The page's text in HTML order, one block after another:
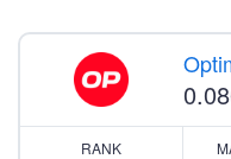
RANK